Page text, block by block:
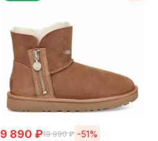
9 890 ₽19 990 ₽ -51%